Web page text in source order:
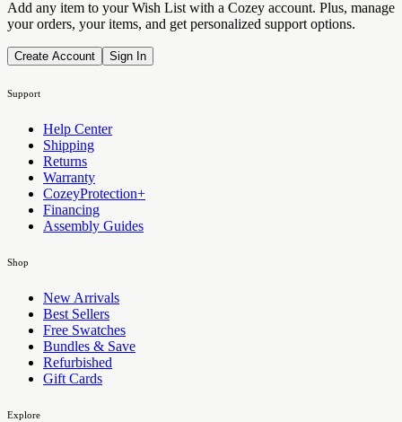
Add any item to your Wish List with a Cozey account. Plus, manage
your orders, your items, and get personalized support options.
Create Account Sign In
Support
Help Center
Shipping
Returns
Warranty
CozeyProtection+
Financing
Assembly Guides
Shop
New Arrivals
Best Sellers
Free Swatches
Bundles & Save
Refurbished
Gift Cards
Explore